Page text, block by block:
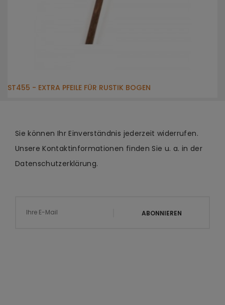
ST455 - EXTRA PFEILE FÜR RUSTIK BOGEN
Sie können Ihr Einverständnis jederzeit widerrufen.
Unsere Kontaktinformationen finden Sie u. a. in der
Datenschutzerklärung.
ABONNIEREN